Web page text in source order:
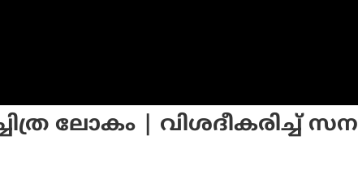
ലോകം | വിശദീകരിച്ച് സന